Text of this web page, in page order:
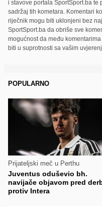
i stavove portala SportSport.ba
sadržaj tih kometara. Komentari
riječnik mogu biti uklonjeni bez
SportSport.ba da obriše sve
mogućnost da među
biti u suprotnosti sa vašim
POPULARNO
Prijateljski meč u Perthu
Juventus oduševio bh.
navijače objavom pred
protiv Intera